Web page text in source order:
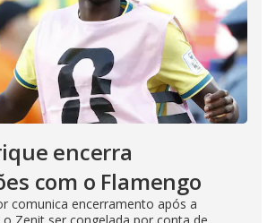
encerra
com o Flamengo
comunica encerramento após a